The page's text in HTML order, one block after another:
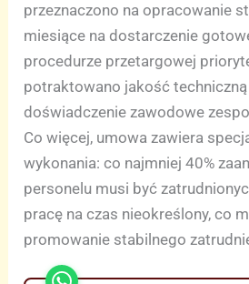
przeznaczono na opracowanie
miesiące na dostarczenie
procedurze przetargowej
potraktowano jakość
doświadczenie zawodowe
Co więcej, umowa zawiera
wykonania: co najmniej 40%
personelu musi być
pracę na czas nieokreślony, co
promowanie stabilnego